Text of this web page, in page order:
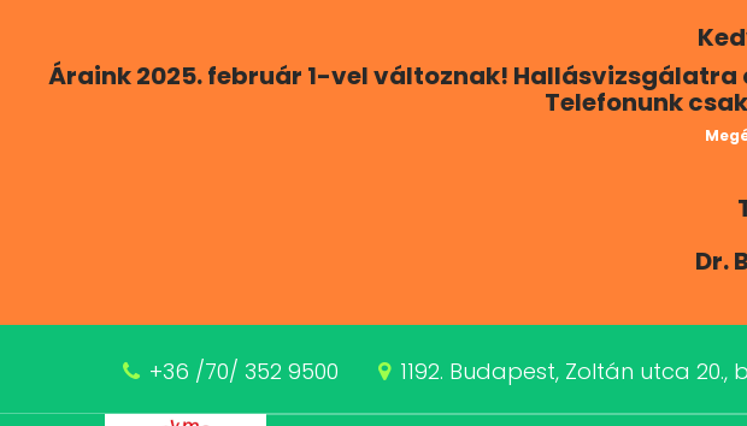
Áraink 2025. február 1-vel változnak!
Telefonunk
Dr.
+36 /70/ 352 9500 1192. Budapest, Zoltán utca